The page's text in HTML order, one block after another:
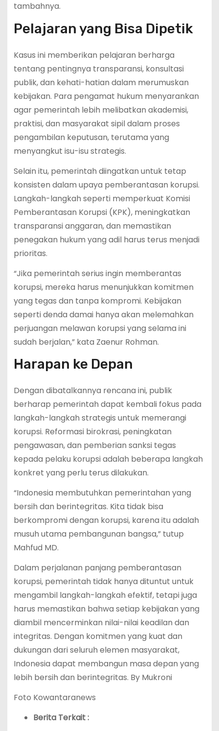
tambahnya.
Pelajaran yang Bisa Dipetik
Kasus ini memberikan pelajaran berharga
tentang pentingnya transparansi, konsultasi
publik, dan kehati-hatian dalam merumuskan
kebijakan. Para pengamat hukum menyarankan
agar pemerintah lebih melibatkan akademisi,
praktisi, dan masyarakat sipil dalam proses
pengambilan keputusan, terutama yang
menyangkut isu-isu strategis.
Selain itu, pemerintah diingatkan untuk tetap
konsisten dalam upaya pemberantasan korupsi.
Langkah-langkah seperti memperkuat Komisi
Pemberantasan Korupsi (KPK), meningkatkan
transparansi anggaran, dan memastikan
penegakan hukum yang adil harus terus menjadi
prioritas.
“Jika pemerintah serius ingin memberantas
korupsi, mereka harus menunjukkan komitmen
yang tegas dan tanpa kompromi. Kebijakan
seperti denda damai hanya akan melemahkan
perjuangan melawan korupsi yang selama ini
sudah berjalan,” kata Zaenur Rohman.
Harapan ke Depan
Dengan dibatalkannya rencana ini, publik
berharap pemerintah dapat kembali fokus pada
langkah-langkah strategis untuk memerangi
korupsi. Reformasi birokrasi, peningkatan
pengawasan, dan pemberian sanksi tegas
kepada pelaku korupsi adalah beberapa langkah
konkret yang perlu terus dilakukan.
“Indonesia membutuhkan pemerintahan yang
bersih dan berintegritas. Kita tidak bisa
berkompromi dengan korupsi, karena itu adalah
musuh utama pembangunan bangsa,” tutup
Mahfud MD.
Dalam perjalanan panjang pemberantasan
korupsi, pemerintah tidak hanya dituntut untuk
mengambil langkah-langkah efektif, tetapi juga
harus memastikan bahwa setiap kebijakan yang
diambil mencerminkan nilai-nilai keadilan dan
integritas. Dengan komitmen yang kuat dan
dukungan dari seluruh elemen masyarakat,
Indonesia dapat membangun masa depan yang
lebih bersih dan berintegritas. By Mukroni
Foto Kowantaranews
Berita Terkait :